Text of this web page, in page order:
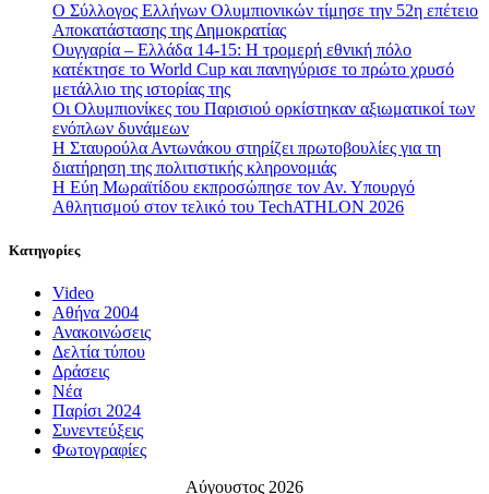
Ο Σύλλογος Ελλήνων Ολυμπιονικών τίμησε την 52η επέτειο
Αποκατάστασης της Δημοκρατίας
Ουγγαρία – Ελλάδα 14-15: Η τρομερή εθνική πόλο
κατέκτησε το World Cup και πανηγύρισε το πρώτο χρυσό
μετάλλιο της ιστορίας της
Οι Ολυμπιονίκες του Παρισιού ορκίστηκαν αξιωματικοί των
ενόπλων δυνάμεων
Η Σταυρούλα Αντωνάκου στηρίζει πρωτοβουλίες για τη
διατήρηση της πολιτιστικής κληρονομιάς
Η Εύη Μωραϊτίδου εκπροσώπησε τον Αν. Υπουργό
Αθλητισμού στον τελικό του TechATHLON 2026
Κατηγορίες
Video
Αθήνα 2004
Ανακοινώσεις
Δελτία τύπου
Δράσεις
Νέα
Παρίσι 2024
Συνεντεύξεις
Φωτογραφίες
Αύγουστος 2026